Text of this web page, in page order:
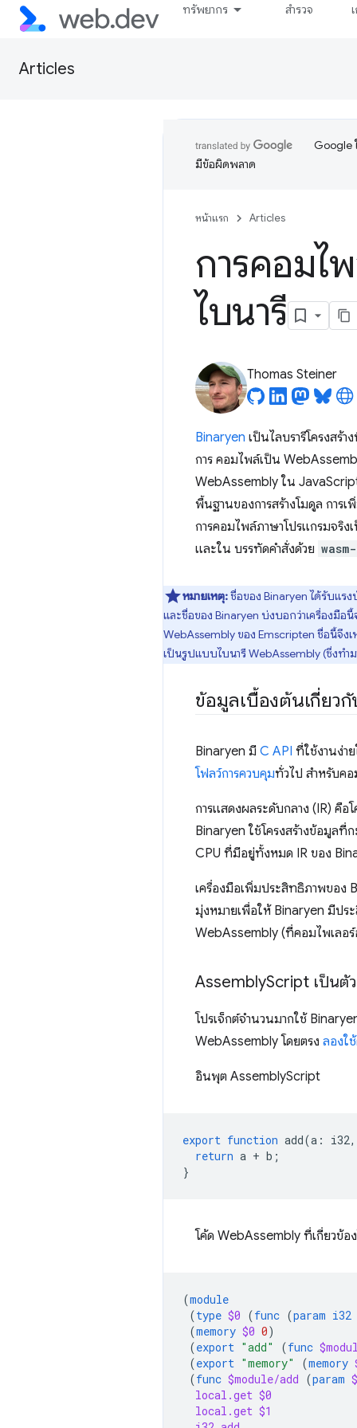
ทรัพยากร สำรวจ
Articles
Google
มีข้อผิดพลาด
หน้าแรก Articles
การคอมไ
ไบนารี
Thomas Steiner
Binaryen เป็นไลบรารีโครงสร้
การ คอมไพล์เป็น
WebAssembly ใน
พื้นฐานของการสร้างโมดูล การ
การคอมไพล์ภาษาโปรแกรมจริ
และใน บรรทัดคำสั่งด้วย
หมายเหตุ:ชื่อของ Binaryen ได้รับแร
และชื่อของ Binaryen บ่งบอกว่าเครื่องมือ
WebAssembly ของ Emscripten ชื่อนี้จึง
เป็นรูปแบบไบนารี WebAssembly (ซึ่งทำ
ข้อมูลเบื้องต้นเกี่ยว
Binaryen มี C API ที่ใช้งานง่า
โฟลว์การควบคุมทั่วไป สำหรับค
การแสดงผลระดับกลาง (IR) คือ
Binaryen ใช้โครงสร้างข้อมูล
CPU ที่มีอยู่ทั้งหมด IR ของ
เครื่องมือเพิ่มประสิทธิภาพของ
มุ่งหมายเพื่อให้ Binaryen มีปร
WebAssembly (ที่คอมไพเลอร์
AssemblyScript เป็นตั
โปรเจ็กต์จำนวนมากใช้
WebAssembly โดยตรง ลองใ
อินพุต AssemblyScript
export function add(a : i32,
return a + b ;
}
โค้ด WebAssembly ที่เกี่ยวข้อ
(module
(type $0 (func (param i32
(memory $0 0)
(export "add" (func
(export "memory" (memory
(func $module/add (param
local.get $0
local.get $1